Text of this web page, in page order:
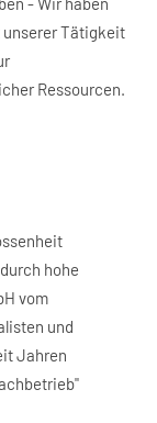
unserer Tätigkeit
Ressourcen.
hohe
vom
und
Jahren